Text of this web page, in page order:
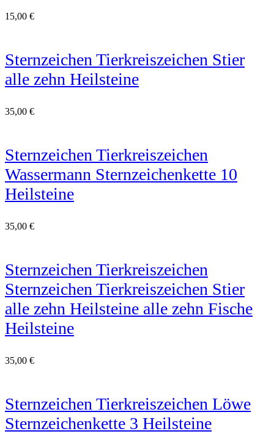
15,00 €
Sternzeichen Tierkreiszeichen Stier
alle zehn Heilsteine
35,00 €
Sternzeichen Tierkreiszeichen
Wassermann Sternzeichenkette 10
Heilsteine
35,00 €
Sternzeichen Tierkreiszeichen
Sternzeichen Tierkreiszeichen Stier
alle zehn Heilsteine alle zehn Fische
Heilsteine
35,00 €
Sternzeichen Tierkreiszeichen Löwe
Sternzeichenkette 3 Heilsteine